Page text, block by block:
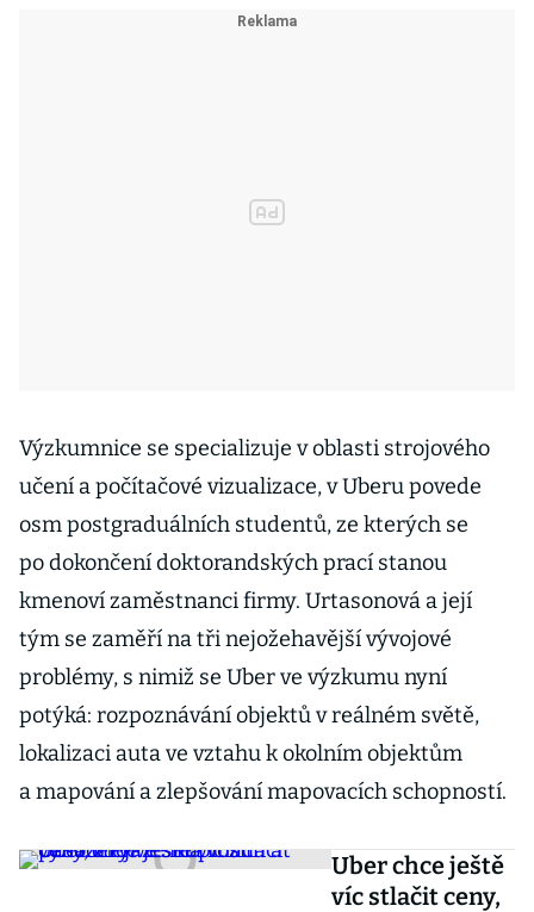
Výzkumnice se specializuje v oblasti strojového
učení a počítačové vizualizace, v Uberu povede
osm postgraduálních studentů, ze kterých se
po dokončení doktorandských prací stanou
kmenoví zaměstnanci firmy. Urtasonová a její
tým se zaměří na tři nejožehavější vývojové
problémy, s nimiž se Uber ve výzkumu nyní
potýká: rozpoznávání objektů v reálném světě,
lokalizaci auta ve vztahu k okolním objektům
a mapování a zlepšování mapovacích schopností.
Uber chce ještě
víc stlačit ceny,